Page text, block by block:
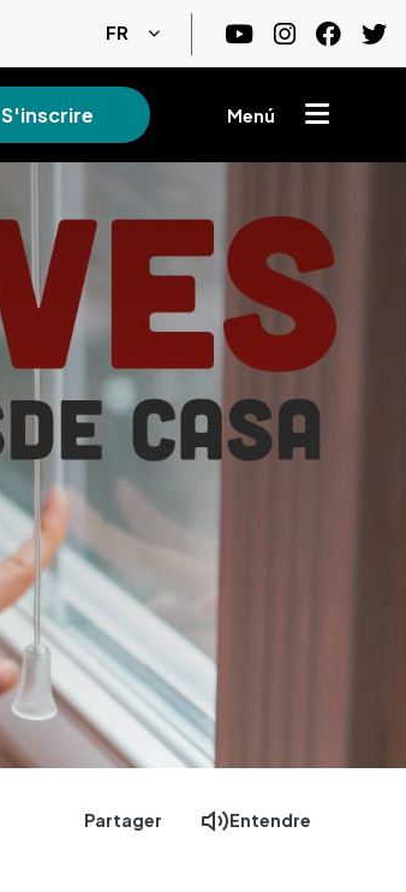
FR Lister les actions
S'inscrire Menú
Partager Entendre